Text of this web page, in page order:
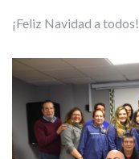
¡Feliz Navidad a todos!